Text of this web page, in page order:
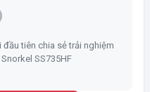
tiên chia sẻ trải nghiệm
SS735HF